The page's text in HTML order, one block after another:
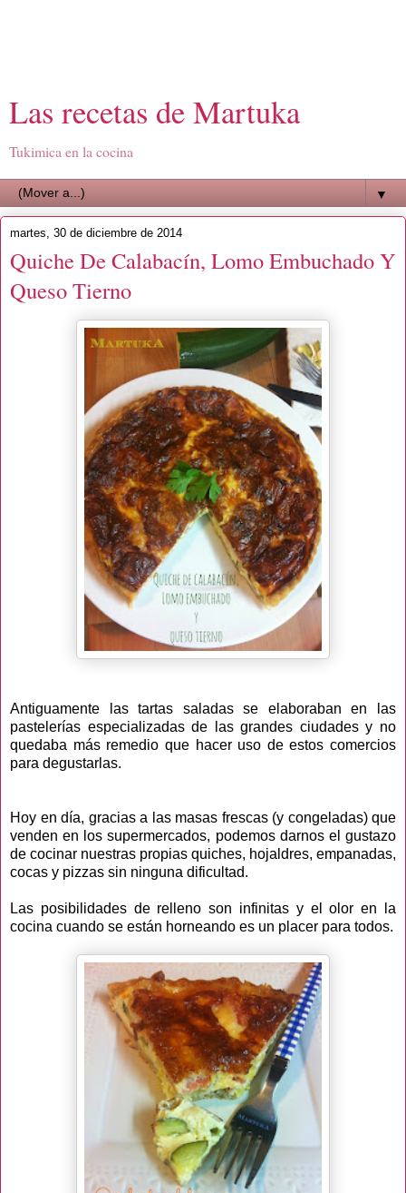
Las recetas de Martuka
Tukimica en la cocina
▼
martes, 30 de diciembre de 2014
Quiche De Calabacín, Lomo Embuchado Y
Queso Tierno
Antiguamente las tartas saladas se elaboraban en las
pastelerías especializadas de las grandes ciudades y no
quedaba más remedio que hacer uso de estos comercios
para degustarlas.
Hoy en día, gracias a las masas frescas (y congeladas) que
venden en los supermercados, podemos darnos el gustazo
de cocinar nuestras propias quiches, hojaldres, empanadas,
cocas y pizzas sin ninguna dificultad.
Las posibilidades de relleno son infinitas y el olor en la
cocina cuando se están horneando es un placer para todos.